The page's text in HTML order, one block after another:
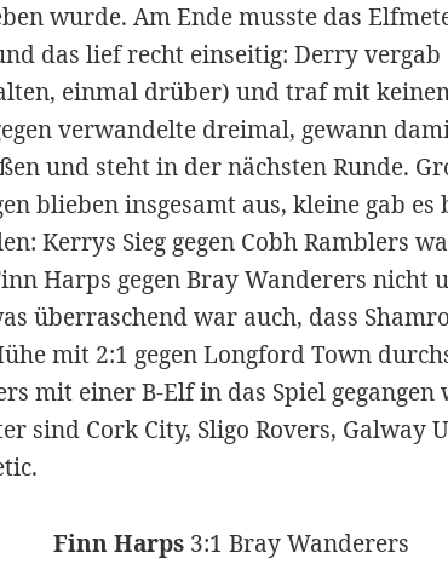
wurde. Am Ende musste das
das lief recht einseitig: Derry
einmal drüber) und traf mit
verwandelte dreimal, gewann
und steht in der nächsten Runde.
blieben insgesamt aus, kleine gab es
Kerrys Sieg gegen Cobh Ramblers
Harps gegen Bray Wanderers nicht
überraschend war auch, dass
mit 2:1 gegen Longford Town
mit einer B-Elf in das Spiel gegangen
sind Cork City, Sligo Rovers, Galway
Finn Harps3:1 Bray Wanderers